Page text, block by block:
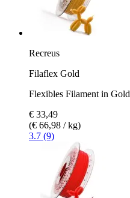
Recreus
Filaflex Gold
Flexibles Filament in Gold
€ 33,49
(€ 66,98 / kg)
3.7 (9)